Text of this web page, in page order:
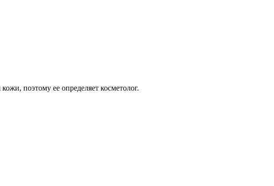
поэтому ее определяет косметолог.